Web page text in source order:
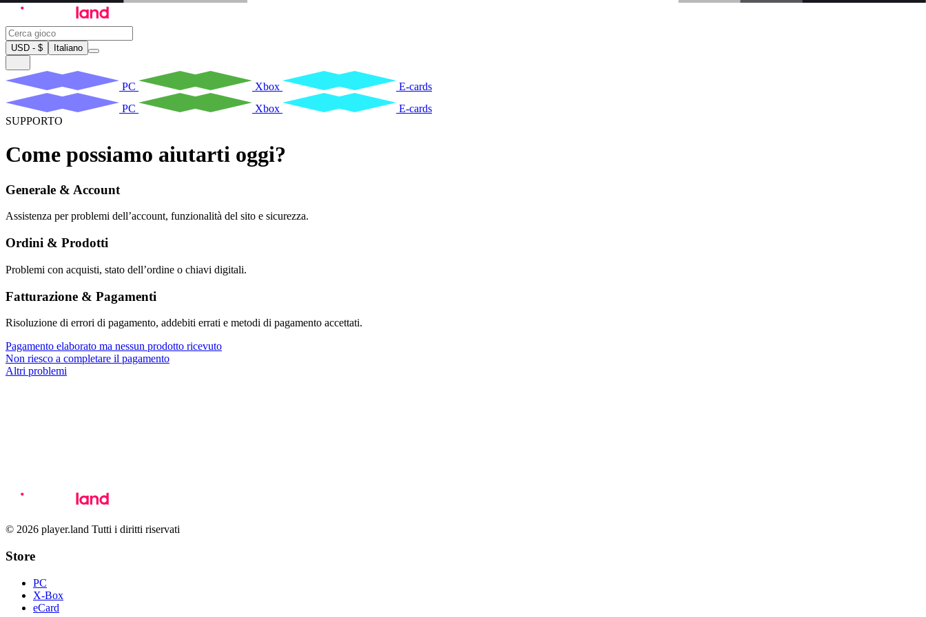
USD - $ Italiano
PC Xbox
E-cards
PC
Xbox
E-cards
SUPPORTO
Come possiamo aiutarti oggi?
Generale & Account
Assistenza per problemi dell’account, funzionalità del sito e sicurezza.
Ordini & Prodotti
Problemi con acquisti, stato dell’ordine o chiavi digitali.
Fatturazione & Pagamenti
Risoluzione di errori di pagamento, addebiti errati e metodi di pagamento accettati.
Pagamento elaborato ma nessun prodotto ricevuto
Non riesco a completare il pagamento
Altri problemi
© 2026 player.land Tutti i diritti riservati
Store
PC
X-Box
eCard